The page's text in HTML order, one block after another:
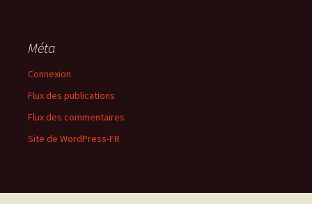
Méta
Connexion
Flux des publications
Flux des commentaires
Site de WordPress-FR